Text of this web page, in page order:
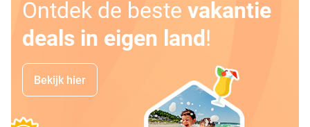
Ontdek de beste vakantie
deals in eigen land!
Bekijk hier